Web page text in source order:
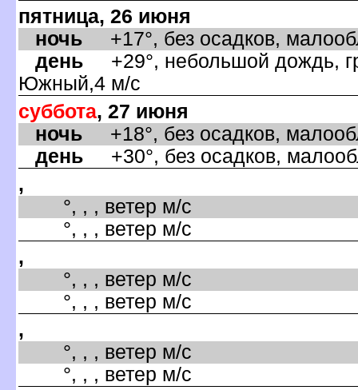
пятница, 26 июня
ночь +17°, без осадков,
день +29°, небольшой дождь,
Южный,4 м/с
суббота, 27 июня
ночь +18°, без осадков,
день +30°, без осадков,
,
°, , , ветер м/с
°, , , ветер м/с
,
°, , , ветер м/с
°, , , ветер м/с
,
°, , , ветер м/с
°, , , ветер м/с